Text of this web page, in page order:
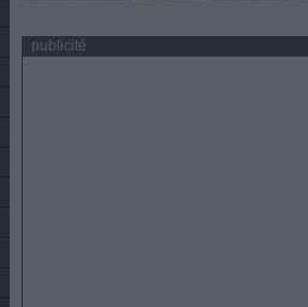
publicité